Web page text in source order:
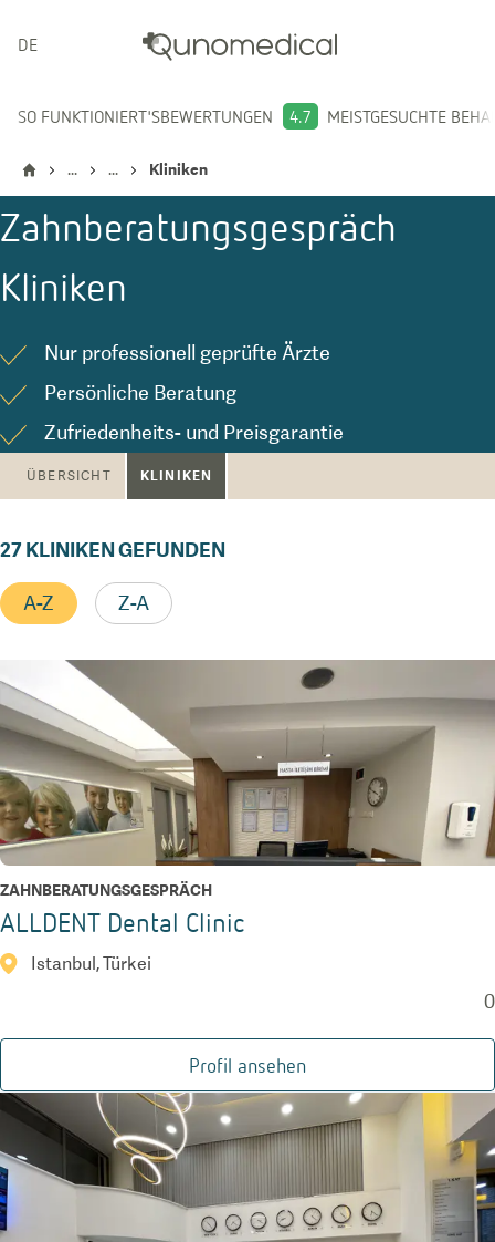
DEUTSCH
SO FUNKTIONIERT'SBEWERTUNGEN 4.7 MEISTGESUCHTE
... ... Kliniken
Zahnberatungsgespräch
Kliniken
Nur professionell geprüfte Ärzte
Persönliche Beratung
Zufriedenheits- und Preisgarantie
ÜBERSICHT KLINIKEN
27KLINIKEN GEFUNDEN
A-Z Z-A
ZAHNBERATUNGSGESPRÄCH
ALLDENT Dental Clinic
Istanbul, Türkei
0
Profil ansehen